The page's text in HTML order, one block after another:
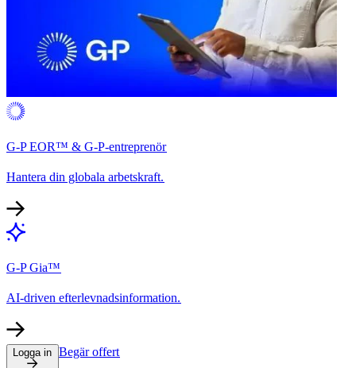
G-P EOR™ & G-P-entreprenör​​
Hantera din globala arbetskraft.​​
G-P Gia™​​
AI-driven efterlevnadsinformation.​​
Logga in​​ Begär offert​​